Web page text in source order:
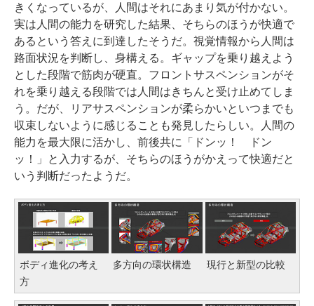
きくなっているが、人間はそれにあまり気が付かない。
実は人間の能力を研究した結果、そちらのほうが快適で
あるという答えに到達したそうだ。視覚情報から人間は
路面状況を判断し、身構える。ギャップを乗り越えよう
とした段階で筋肉が硬直。フロントサスペンションがそ
れを乗り越える段階では人間はきちんと受け止めてしま
う。だが、リアサスペンションが柔らかいといつまでも
収束しないように感じることも発見したらしい。人間の
能力を最大限に活かし、前後共に「ドンッ！ ドン
ッ！」と入力するが、そちらのほうがかえって快適だと
いう判断だったようだ。
ボディ進化の考え
方
多方向の環状構造 現行と新型の比較